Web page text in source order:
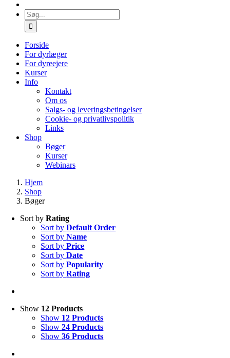
Søg
efter:
Forside
For dyrlæger
For dyreejere
Kurser
Info
Kontakt
Om os
Salgs- og leveringsbetingelser
Cookie- og privatlivspolitik
Links
Shop
Bøger
Kurser
Webinars
Hjem
Shop
Bøger
Sort byRating
Sort byDefault Order
Sort byName
Sort byPrice
Sort byDate
Sort byPopularity
Sort byRating
Show 12 Products
Show 12 Products
Show24 Products
Show36 Products